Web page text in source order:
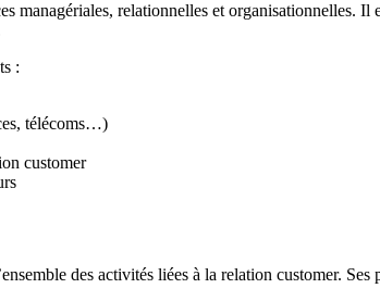
managériales, relationnelles et organisationnelles.
:
télécoms…)
customer
des activités liées à la relation customer.